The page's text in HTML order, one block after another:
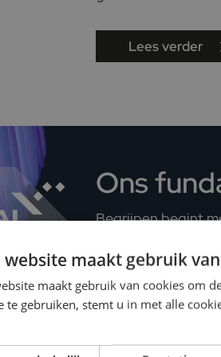
Lees verder
Ons
Begrijpen begint
publieksdata,
onze
maximale uit hun
echte impact zijn
website maakt gebruik
maakt gebruik van cookies om
te gebruiken, stemt u in met alle